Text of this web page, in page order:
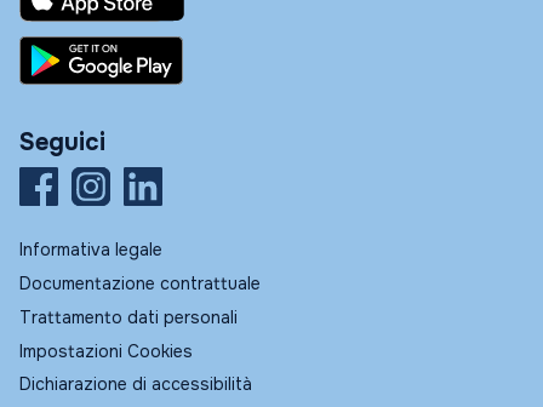
Seguici
Informativa legale
Documentazione contrattuale
Trattamento dati personali
Impostazioni Cookies
Dichiarazione di accessibilità